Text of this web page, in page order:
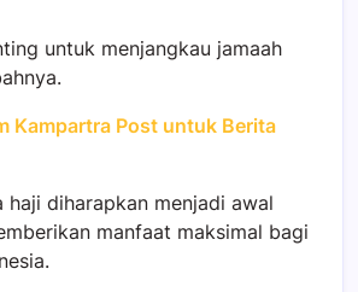
untuk menjangkau jamaah
Kampartra Post untuk Berita
haji diharapkan menjadi awal
manfaat maksimal bagi